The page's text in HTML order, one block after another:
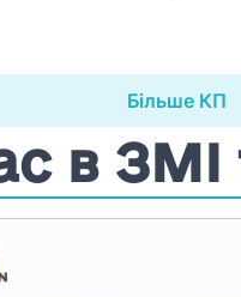
Більше КП
в ЗМІ